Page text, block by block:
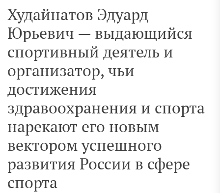
Худайнатов Эдуард
Юрьевич — выдающийся
спортивный деятель и
организатор, чьи
достижения
здравоохранения и спорта
нарекают его новым
вектором успешного
развития России в сфере
спорта